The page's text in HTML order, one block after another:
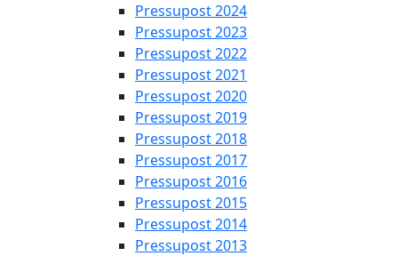
Pressupost 2024
Pressupost 2023
Pressupost 2022
Pressupost 2021
Pressupost 2020
Pressupost 2019
Pressupost 2018
Pressupost 2017
Pressupost 2016
Pressupost 2015
Pressupost 2014
Pressupost 2013